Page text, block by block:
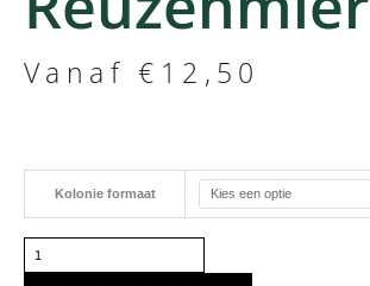
Vanaf € 12,50
Kolonie formaat
Reuzenmier
aantal